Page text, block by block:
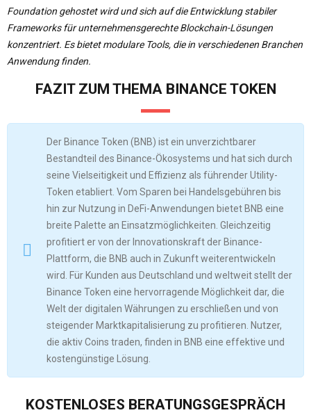
Foundation gehostet wird und sich auf die Entwicklung stabiler
Frameworks für unternehmensgerechte Blockchain-Lösungen
konzentriert. Es bietet modulare Tools, die in verschiedenen Branchen
Anwendung finden.
FAZIT ZUM THEMA BINANCE TOKEN
Der Binance Token (BNB) ist ein unverzichtbarer
Bestandteil des Binance-Ökosystems und hat sich durch
seine Vielseitigkeit und Effizienz als führender Utility-
Token etabliert. Vom Sparen bei Handelsgebühren bis
hin zur Nutzung in DeFi-Anwendungen bietet BNB eine
breite Palette an Einsatzmöglichkeiten. Gleichzeitig
profitiert er von der Innovationskraft der Binance-
Plattform, die BNB auch in Zukunft weiterentwickeln
wird. Für Kunden aus Deutschland und weltweit stellt der
Binance Token eine hervorragende Möglichkeit dar, die
Welt der digitalen Währungen zu erschließen und von
steigender Marktkapitalisierung zu profitieren. Nutzer,
die aktiv Coins traden, finden in BNB eine effektive und
kostengünstige Lösung.
KOSTENLOSES BERATUNGSGESPRÄCH